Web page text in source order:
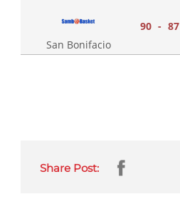
San Bonifacio
90 - 87
Share Post: